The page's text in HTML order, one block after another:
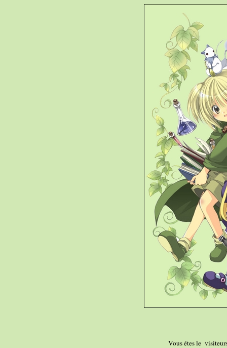
Vous étes le